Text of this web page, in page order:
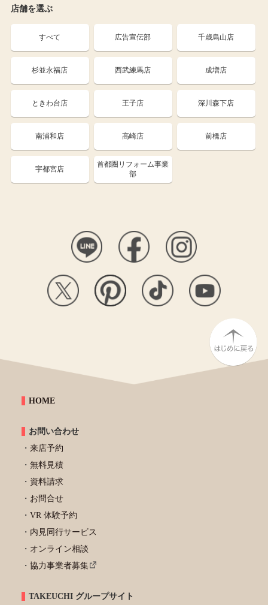
店舗を選ぶ
すべて 広告宣伝部 千歳烏山店
杉並永福店 西武練馬店 成増店
ときわ台店 王子店 深川森下店
南浦和店 高崎店 前橋店
宇都宮店
首都圏リフォーム事業
部
HOME
お問い合わせ
来店予約
無料見積
資料請求
お問合せ
VR 体験予約
内見同行サービス
オンライン相談
協力事業者募集
TAKEUCHI グループサイト